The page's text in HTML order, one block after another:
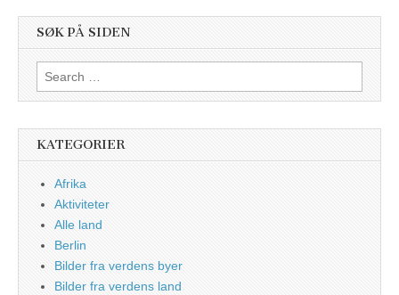
SØK PÅ SIDEN
Search
for:
KATEGORIER
Afrika
Aktiviteter
Alle land
Berlin
Bilder fra verdens byer
Bilder fra verdens land